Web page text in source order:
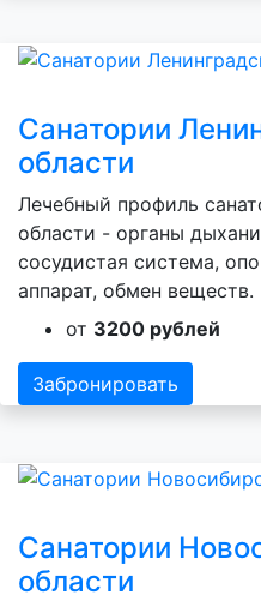
Санатории
области
Лечебный профиль
области - органы
сосудистая система,
аппарат, обмен веществ.
от 3200 рублей
Забронировать
Санатории
области